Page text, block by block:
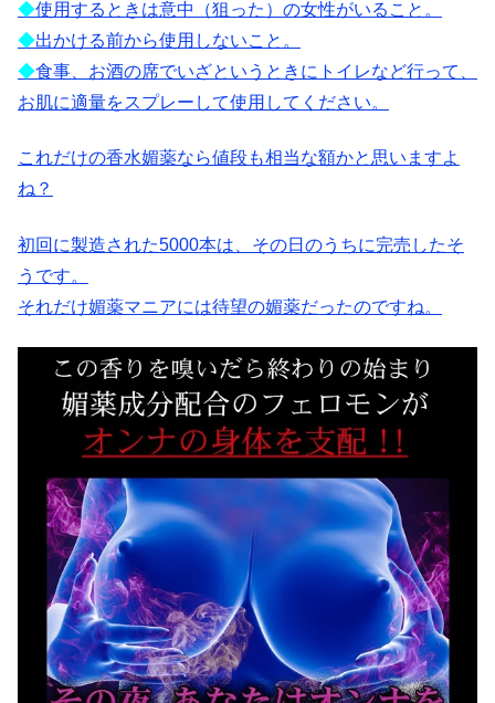
◆使用するときは意中（狙った）の女性がいること。
◆出かける前から使用しないこと。
◆食事、お酒の席でいざというときにトイレなど行って、
お肌に適量をスプレーして使用してください。
これだけの香水媚薬なら値段も相当な額かと思いますよ
ね？
初回に製造された5000本は、その日のうちに完売したそ
うです。
それだけ媚薬マニアには待望の媚薬だったのですね。